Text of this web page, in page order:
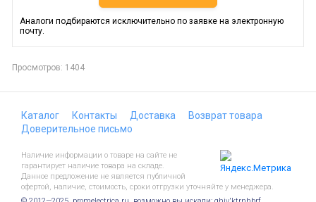
Аналоги подбираются исключительно по заявке на электронную
почту.
Просмотров: 1404
Каталог Контакты Доставка
Возврат товара
Доверительное письмо
Наличие информации о товаре на сайте не
гарантирует наличие товара на складе.
Данное предложение не является публичной
офертой, наличие, стоимость, сроки отгрузки уточняйте у менеджера.